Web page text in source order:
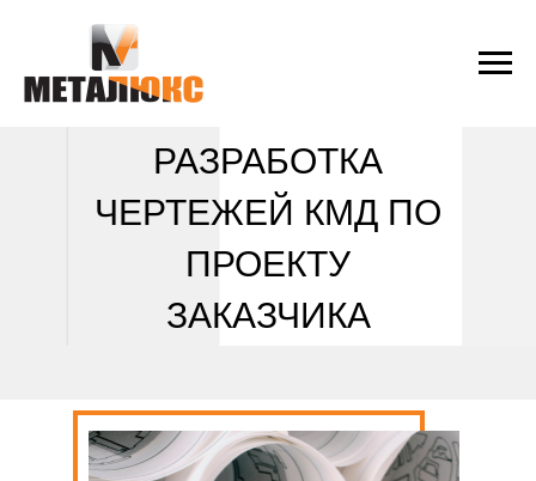
РАЗРАБОТКА
ЧЕРТЕЖЕЙ КМД ПО
ПРОЕКТУ
ЗАКАЗЧИКА